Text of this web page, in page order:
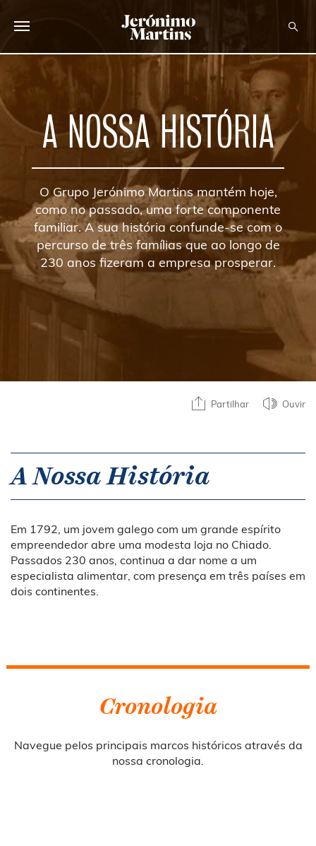
SUSTENTABILIDADE
INVESTIDOR
MEDIA
CARREIRAS
CONTACTOS
A NOSSA HISTÓRIA
O Grupo Jerónimo Martins mantém hoje,
como no passado, uma forte componente
familiar. A sua história confunde-se com o
percurso de três famílias que ao longo de
230 anos fizeram a empresa prosperar.
Partilhar Ouvir
A Nossa História
Em 1792, um jovem galego com um grande espírito
empreendedor abre uma modesta loja no Chiado.
Passados 230 anos, continua a dar nome a um
especialista alimentar, com presença em três países em
dois continentes.
Cronologia
Navegue pelos principais marcos históricos através da
nossa cronologia.